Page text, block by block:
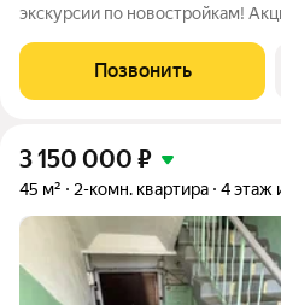
экскурсии по новостройкам!
Доп.СКИДКА 200 000 за использование мат.капитала!
Комфортные программы
Позвонить
3 150 000 ₽
45 м² 2-комн. квартира 4 этаж